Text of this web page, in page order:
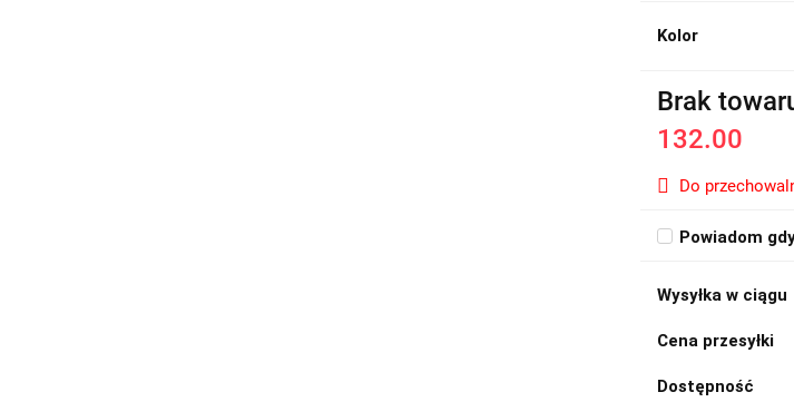
Kolor
Brak
132.00
Do
Powiadom
Wysyłka w ciągu
Cena przesyłki
Dostępność